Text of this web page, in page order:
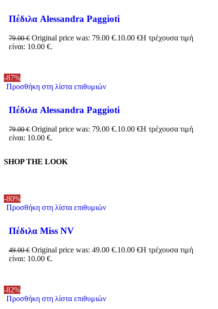
Πέδιλα Alessandra Paggioti
79.00€ Original price was: 79.00 €.10.00 €Η τρέχουσα τιμή
είναι: 10.00 €.
-87%
Προσθήκη στη λίστα επιθυμιών
Πέδιλα Alessandra Paggioti
79.00€ Original price was: 79.00 €.10.00 €Η τρέχουσα τιμή
είναι: 10.00 €.
SHOP THE LOOK
-80%
Προσθήκη στη λίστα επιθυμιών
Πέδιλα Miss NV
49.00€ Original price was: 49.00 €.10.00 €Η τρέχουσα τιμή
είναι: 10.00 €.
-82%
Προσθήκη στη λίστα επιθυμιών